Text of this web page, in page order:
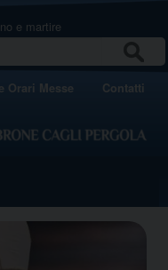
e martire
Orari Messe Contatti